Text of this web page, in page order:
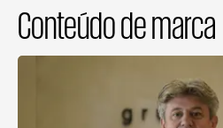
Conteúdo de marca